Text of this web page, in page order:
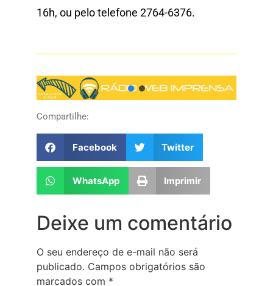
16h, ou pelo telefone 2764-6376.
Compartilhe:
Facebook Twitter
WhatsApp Imprimir
Deixe um comentário
O seu endereço de e-mail não será
publicado. Campos obrigatórios são
marcados com *